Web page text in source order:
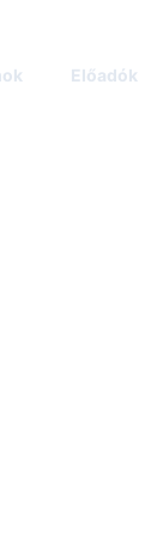
Előadók